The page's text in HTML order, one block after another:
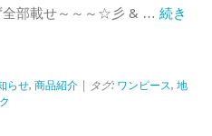
全部載せ～～～☆彡 & … 続き
らせ, 商品紹介 | タグ: ワンピース, 地